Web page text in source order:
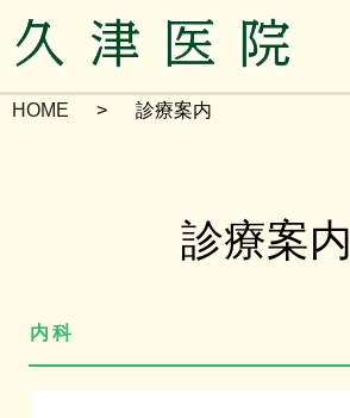
HOME 診療案内
診療案内
内科